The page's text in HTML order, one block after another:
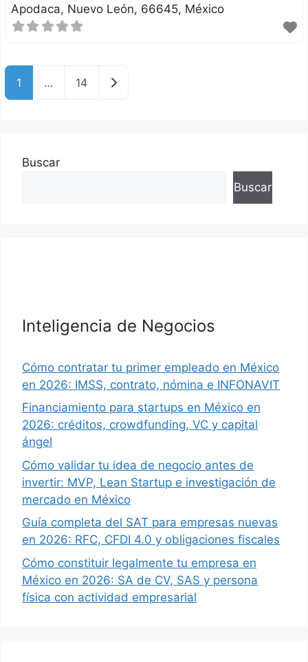
Apodaca Nuevo León 66645 México
1 … 14 Entradas anteriores
Buscar
Buscar
Inteligencia de Negocios
Cómo contratar tu primer empleado en México
en 2026: IMSS, contrato, nómina e INFONAVIT
Financiamiento para startups en México en
2026: créditos, crowdfunding, VC y capital
ángel
Cómo validar tu idea de negocio antes de
invertir: MVP, Lean Startup e investigación de
mercado en México
Guía completa del SAT para empresas nuevas
en 2026: RFC, CFDI 4.0 y obligaciones fiscales
Cómo constituir legalmente tu empresa en
México en 2026: SA de CV, SAS y persona
física con actividad empresarial